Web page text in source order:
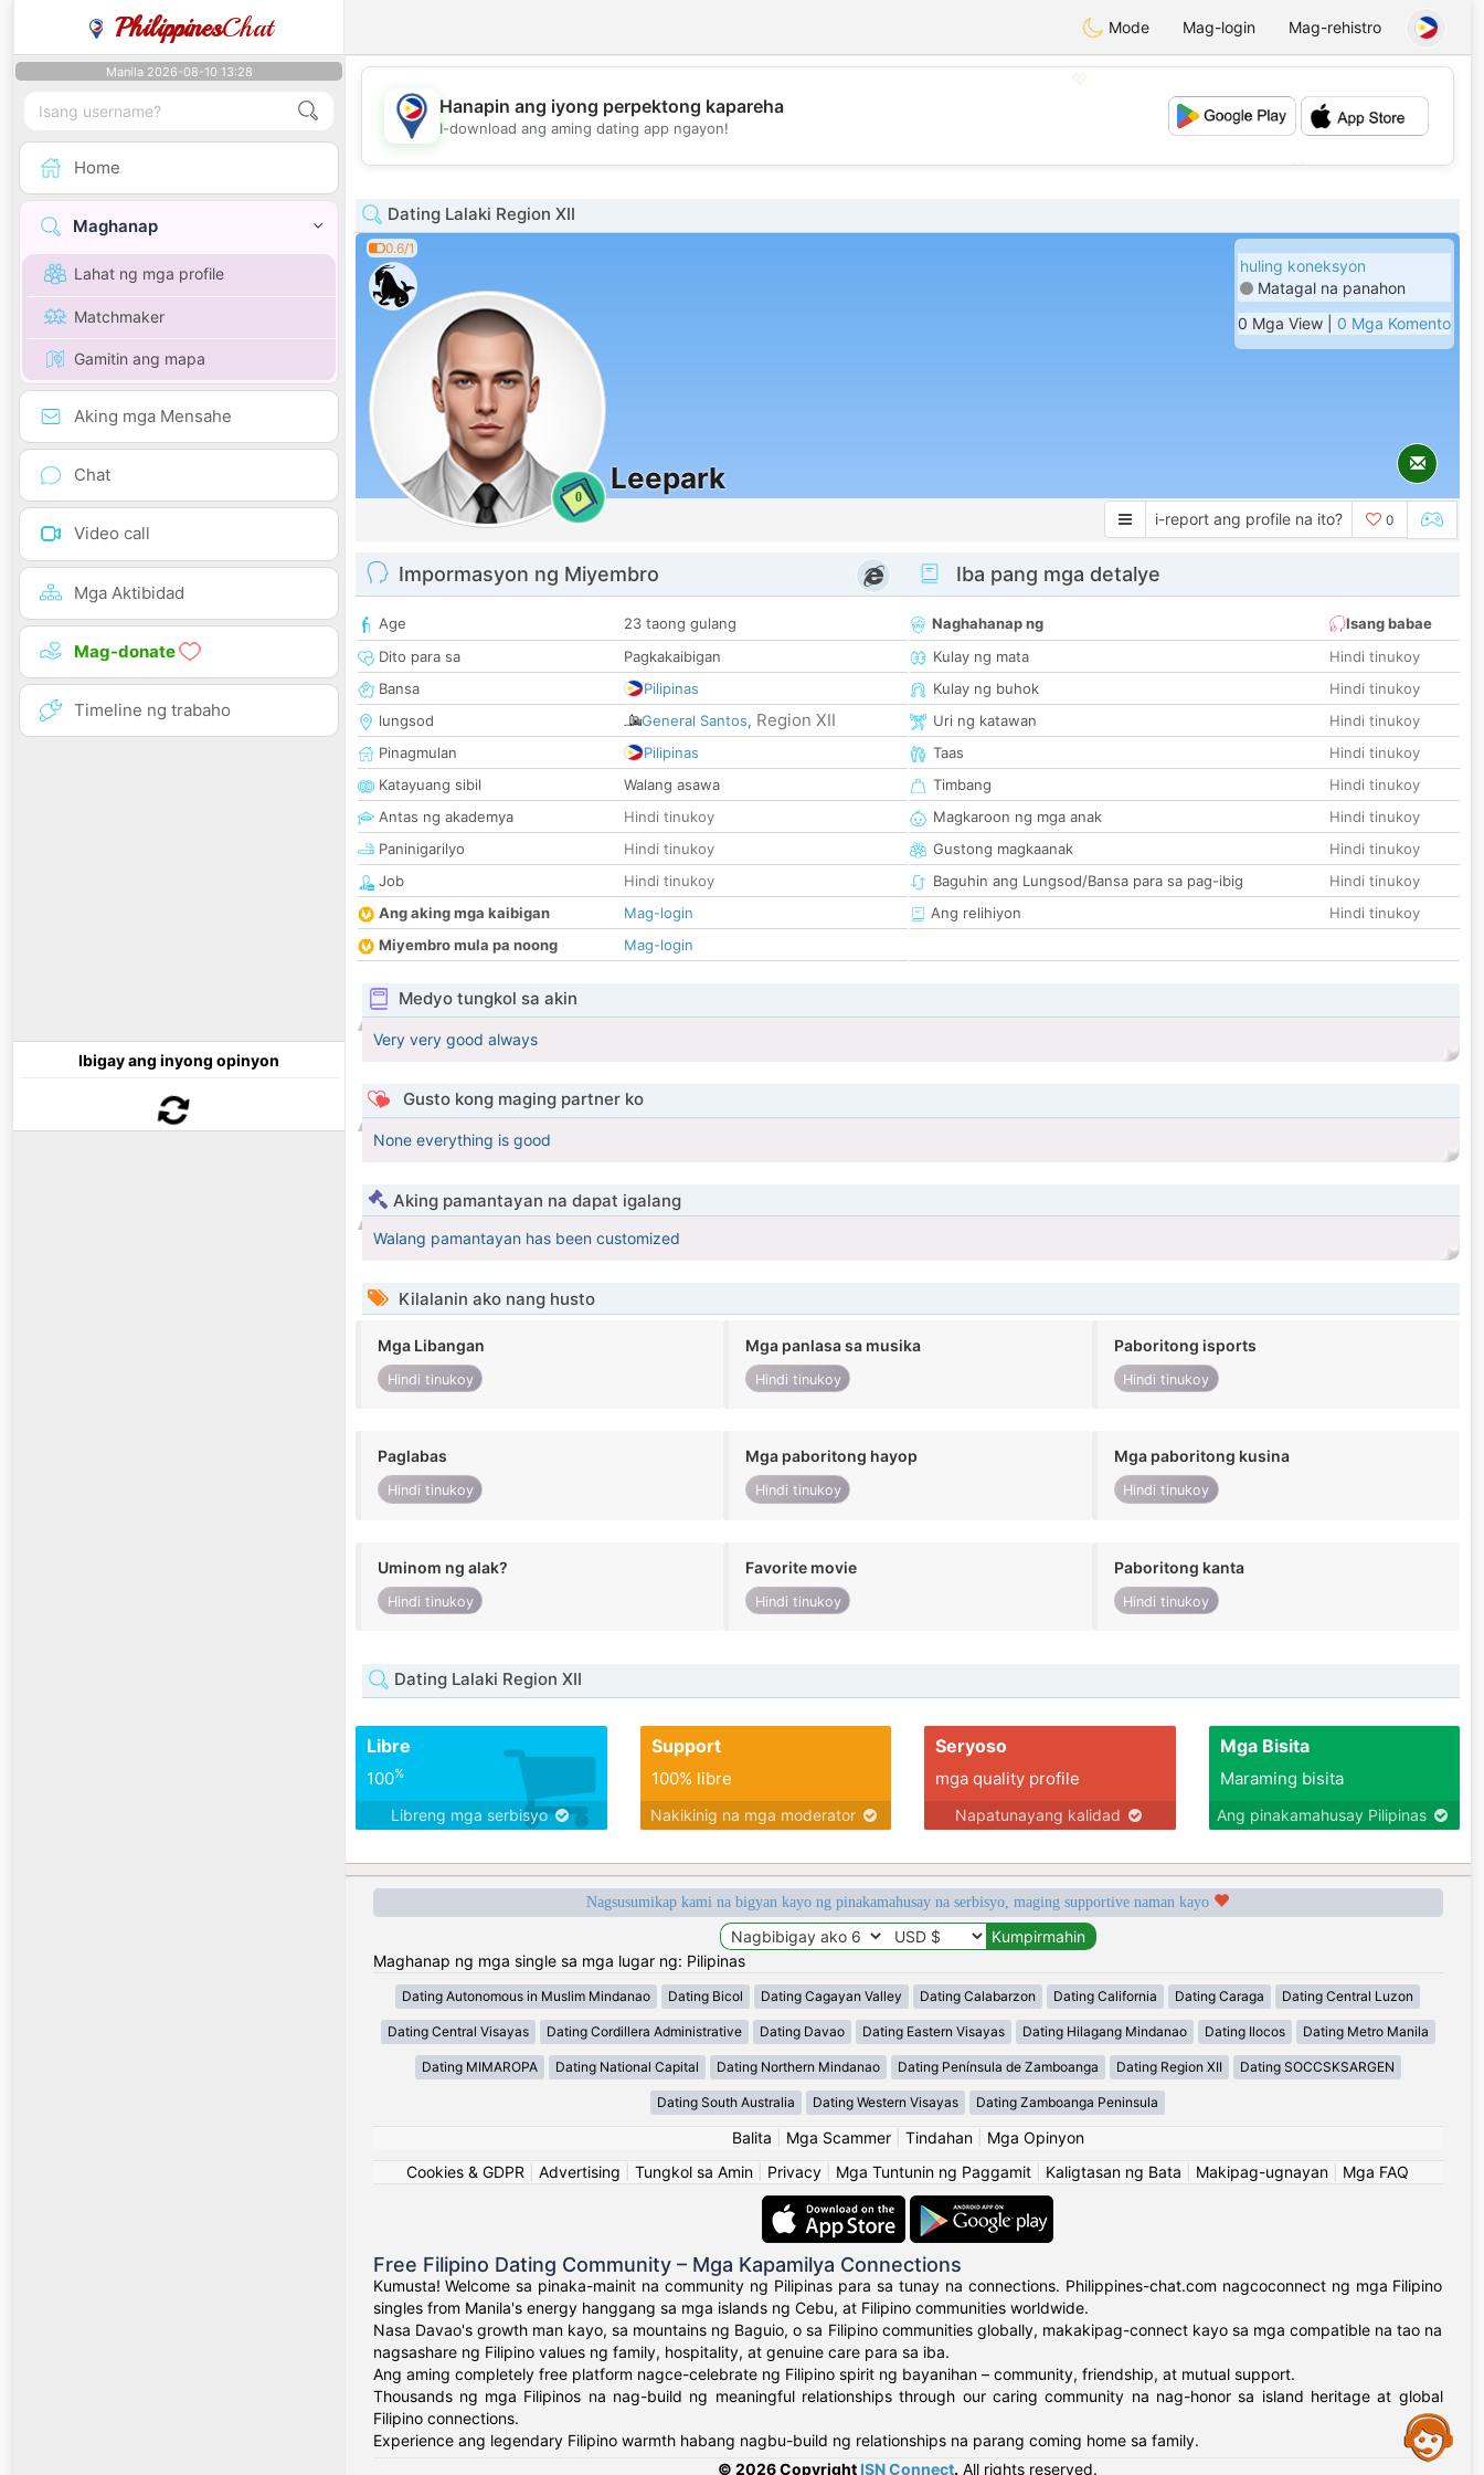
PhilippinesChat Mode Mag-login Mag-rehistro
Manila 2026-08-10 13:28
Home
Maghanap
Lahat ng mga profile
Matchmaker
Gamitin ang mapa
Aking mga Mensahe
Chat
Video call
Mga Aktibidad
Mag-donate
Timeline ng trabaho
Ibigay ang inyong opinyon
💖
💕
Hanapin ang iyong perpektong kapareha
I-download ang aming dating app ngayon!
Dating Lalaki Region XII
0.6/1
0
Leepark
huling koneksyon
Matagal na panahon
0 Mga View | 0 Mga Komento
i-report ang profile na ito? 0
Impormasyon ng Miyembro
Age
23 taong gulang
Dito para sa
Pagkakaibigan
Bansa
Pilipinas
lungsod
General Santos, Region XII
Pinagmulan
Pilipinas
Katayuang sibil
Walang asawa
Antas ng akademya
Hindi tinukoy
Paninigarilyo
Hindi tinukoy
Job
Hindi tinukoy
Ang aking mga kaibigan
Mag-login
Miyembro mula pa noong
Mag-login
Iba pang mga detalye
Naghahanap ng
Isang babae
Kulay ng mata
Hindi tinukoy
Kulay ng buhok
Hindi tinukoy
Uri ng katawan
Hindi tinukoy
Taas
Hindi tinukoy
Timbang
Hindi tinukoy
Magkaroon ng mga anak
Hindi tinukoy
Gustong magkaanak
Hindi tinukoy
Baguhin ang Lungsod/Bansa para sa pag-ibig
Hindi tinukoy
Ang relihiyon
Hindi tinukoy
Medyo tungkol sa akin
Very very good always
Gusto kong maging partner ko
None everything is good
Aking pamantayan na dapat igalang
Walang pamantayan has been customized
Kilalanin ako nang husto
Mga Libangan
Hindi tinukoy
Mga panlasa sa musika
Hindi tinukoy
Paboritong isports
Hindi tinukoy
Paglabas
Hindi tinukoy
Mga paboritong hayop
Hindi tinukoy
Mga paboritong kusina
Hindi tinukoy
Uminom ng alak?
Hindi tinukoy
Favorite movie
Hindi tinukoy
Paboritong kanta
Hindi tinukoy
Dating Lalaki Region XII
Libre
100%
Libreng mga serbisyo
Support
100% libre
Nakikinig na mga moderator
Seryoso
mga quality profile
Napatunayang kalidad
Mga Bisita
Maraming bisita
Ang pinakamahusay Pilipinas
Nagsusumikap kami na bigyan kayo ng pinakamahusay na serbisyo, maging supportive naman kayo
Maghanap ng mga single sa mga lugar ng: Pilipinas
Dating Autonomous in Muslim Mindanao Dating Bicol Dating Cagayan Valley Dating Calabarzon Dating California Dating Caraga Dating Central Luzon
Dating Central Visayas Dating Cordillera Administrative Dating Davao Dating Eastern Visayas Dating Hilagang Mindanao Dating Ilocos Dating Metro Manila
Dating MIMAROPA Dating National Capital Dating Northern Mindanao Dating Península de Zamboanga Dating Region XII Dating SOCCSKSARGEN
Dating South Australia Dating Western Visayas Dating Zamboanga Peninsula
Balita Mga Scammer| Tindahan| Mga Opinyon
Cookies & GDPR
Advertising Tungkol sa Amin Privacy Mga Tuntunin ng Paggamit Kaligtasan ng Bata Makipag-ugnayan Mga FAQ
Free Filipino Dating Community – Mga Kapamilya Connections
Kumusta! Welcome sa pinaka-mainit na community ng Pilipinas para sa tunay na connections. Philippines-chat.com nagcoconnect ng mga Filipino
singles from Manila's energy hanggang sa mga islands ng Cebu, at Filipino communities worldwide.
Nasa Davao's growth man kayo, sa mountains ng Baguio, o sa Filipino communities globally, makakipag-connect kayo sa mga compatible na tao na
nagsashare ng Filipino values ng family, hospitality, at genuine care para sa iba.
Ang aming completely free platform nagce-celebrate ng Filipino spirit ng bayanihan – community, friendship, at mutual support.
Thousands ng mga Filipinos na nag-build ng meaningful relationships through our caring community na nag-honor sa island heritage at global
Filipino connections.
Experience ang legendary Filipino warmth habang nagbu-build ng relationships na parang coming home sa family.
© 2026 Copyright ISN Connect. All rights reserved.